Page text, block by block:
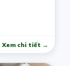
Xem chi tiết →